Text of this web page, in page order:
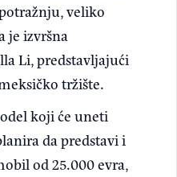
veliko
je izvršna
Li, predstavljajući
tržište.
koji će uneti
da predstavi i
od 25.000 evra,